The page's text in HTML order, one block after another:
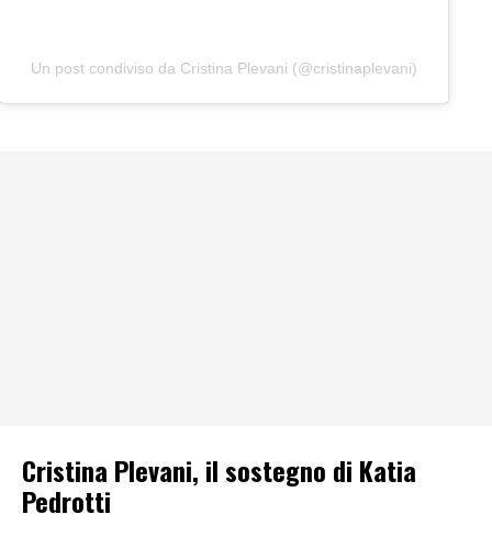
Un post condiviso da Cristina Plevani (@cristinaplevani)
Cristina Plevani, il sostegno di Katia
Pedrotti